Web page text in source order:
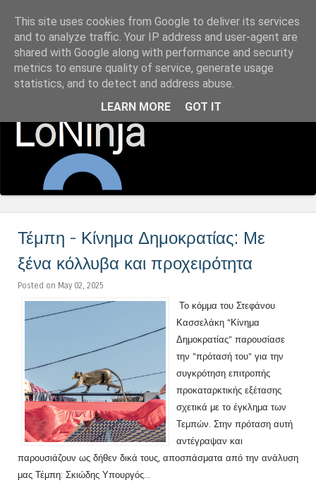
LoNinja.gr
Menu
Τέμπη - Κίνημα Δημοκρατίας: Με
ξένα κόλλυβα και προχειρότητα
Posted on May 02, 2025
Το κόμμα του Στεφάνου
Κασσελάκη "Κίνημα
Δημοκρατίας" παρουσίασε
την "πρότασή του" για την
συγκρότηση επιτροπής
προκαταρκτικής εξέτασης
σχετικά με το έγκλημα των
Τεμπών. Στην πρόταση αυτή
αντέγραψαν και
παρουσιάζουν ως δήθεν δικά τους, αποσπάσματα από την ανάλυση
μας Τέμπη: Σκιώδης Υπουργός...
This site uses cookies from Google to deliver its services
and to analyze traffic. Your IP address and user-agent are
shared with Google along with performance and security
metrics to ensure quality of service, generate usage
statistics, and to detect and address abuse.
LEARN MORE
GOT IT